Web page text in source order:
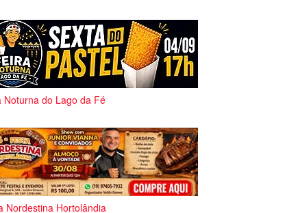
Noturna do Lago da Fé
Nordestina Hortolândia